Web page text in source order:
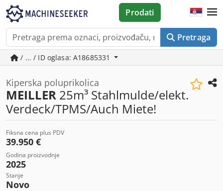
Pretraga
Prodati
/ ... / ID oglasa: A18685331
Kiperska poluprikolica
MEILLER 25m³ Stahlmulde/elekt.
Verdeck/TPMS/Auch Miete!
Fiksna cena plus PDV
39.950 €
Godina proizvodnje
2025
Stanje
Novo